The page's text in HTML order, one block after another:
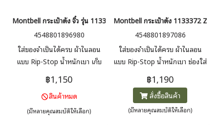
Montbell กระเป๋าตัง จิ๋ว รุ่น 1133371 FLAT WALLET
4548801896980
ใส่ของจำเป็นได้ครบ ผ้าไนลอน
แบบ Rip-Stop น้ำหนักเบา เก็บ
ในขณะที่พับเป็นขนาดแบนและ
กะทัดรัดเพื่อให้ใส่ในกระเป๋าของ
คุณได้อย่างง่ายดาย
฿1,150
สินค้าหมด
(มีหลายคุณสมบัติให้เลือก)
Montbell กระเป๋าตัง 1133372 ZIP
4548801897086
ใส่ของจำเป็นได้ครบ ผ้าไนลอน
แบบ Rip-Stop น้ำหนักเบา ช่องใส่
คุณให้ปลอดภัยและเป็นระเบียบ
฿1,190
สั่งซื้อสินค้า
(มีหลายคุณสมบัติให้เลือก)